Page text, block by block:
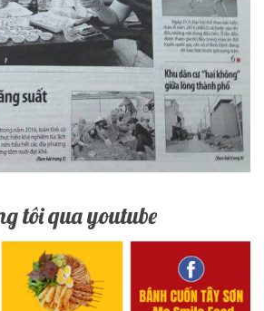
tôi qua youtube